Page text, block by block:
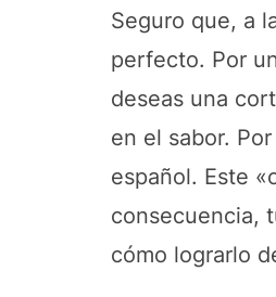
Seguro que, a
perfecto. Por
deseas una
en el sabor.
español. Este
consecuencia,
cómo lograrlo